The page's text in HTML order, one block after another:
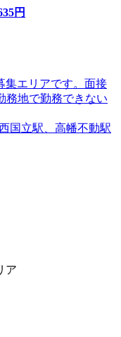
円
エリアです。面接
務地で勤務できない
国立駅、高幡不動駅
ア